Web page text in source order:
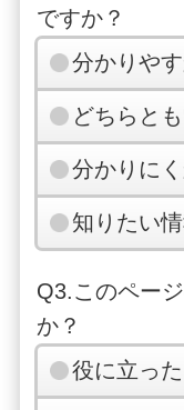
ですか？
分かりや
どちらと
分かりに
知りたい
Q3.このペー
か？
役に立った